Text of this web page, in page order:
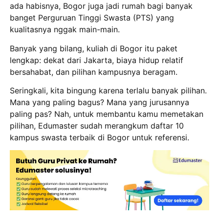
ada habisnya, Bogor juga jadi rumah bagi banyak
banget Perguruan Tinggi Swasta (PTS) yang
kualitasnya nggak main-main.
Banyak yang bilang, kuliah di Bogor itu paket
lengkap: dekat dari Jakarta, biaya hidup relatif
bersahabat, dan pilihan kampusnya beragam.
Seringkali, kita bingung karena terlalu banyak pilihan.
Mana yang paling bagus? Mana yang jurusannya
paling pas? Nah, untuk membantu kamu memetakan
pilihan, Edumaster sudah merangkum daftar 10
kampus swasta terbaik di Bogor untuk referensi.